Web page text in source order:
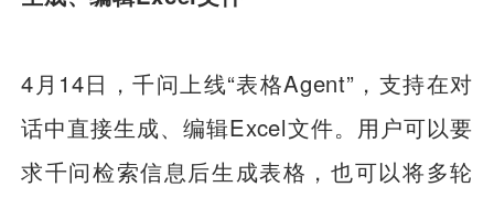
4月14日，千问上线“表格Agent”，支持在对
话中直接生成、编辑Excel文件。用户可以要
求千问检索信息后生成表格，也可以将多轮